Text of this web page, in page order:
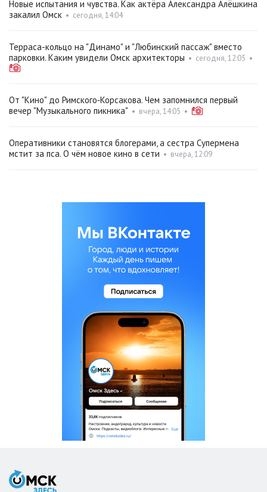
Новые испытания и чувства. Как актёра Александра Алёшкина
закалил Омск • сегодня, 14:04
Терраса-кольцо на "Динамо" и "Любинский пассаж" вместо
парковки. Каким увидели Омск архитекторы • сегодня, 12:05 •
От "Кино" до Римского‑Корсакова. Чем запомнился первый
вечер "Музыкального пикника" • вчера, 14:05 •
Оперативники становятся блогерами, а сестра Супермена
мстит за пса. О чём новое кино в сети • вчера, 12:09